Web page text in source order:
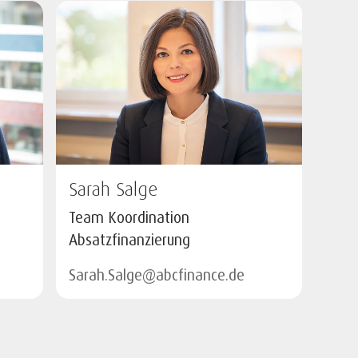
Sarah Salge
Team Koordination
Absatzfinanzierung
Sarah.Salge@abcfinance.de